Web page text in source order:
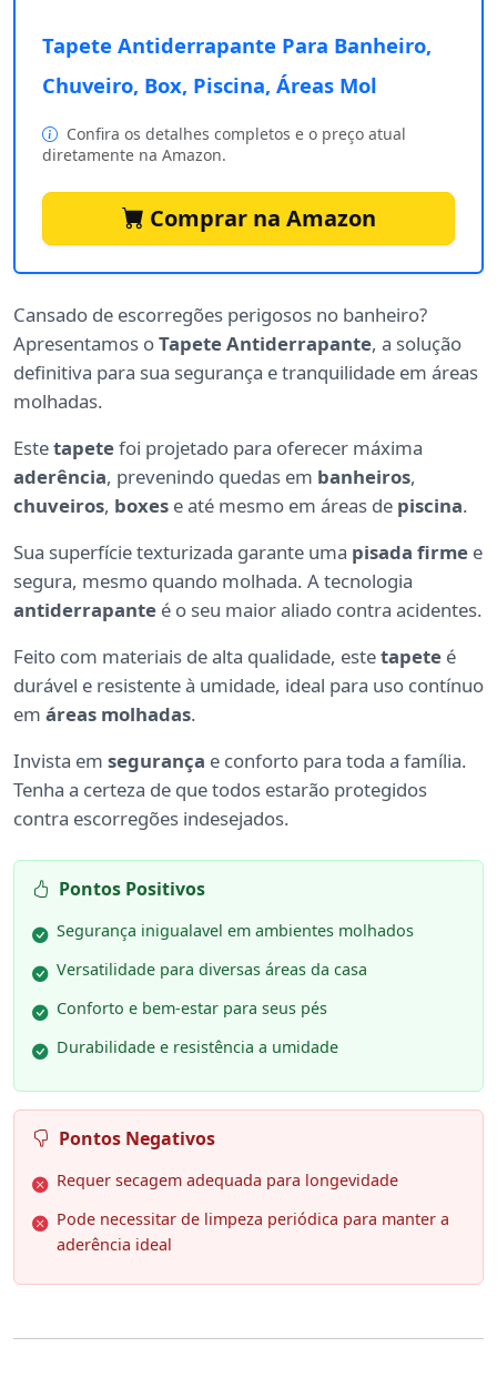
Tapete Antiderrapante Para Banheiro,
Chuveiro, Box, Piscina, Áreas Mol
Confira os detalhes completos e o preço atual
diretamente na Amazon.
Comprar na Amazon
Cansado de escorregões perigosos no banheiro?
Apresentamos oTapete Antiderrapante, a solução
definitiva para sua segurança e tranquilidade em áreas
molhadas.
Estetapetefoi projetado para oferecer máxima
aderência, prevenindo quedas em banheiros,
chuveiros, boxes e até mesmo em áreas de piscina.
Sua superfície texturizada garante uma pisada firme e
segura, mesmo quando molhada. A tecnologia
antiderrapante é o seu maior aliado contra acidentes.
Feito com materiais de alta qualidade, estetapete é
durável e resistente à umidade, ideal para uso contínuo
em áreas molhadas.
Invista em segurança e conforto para toda a família.
Tenha a certeza de que todos estarão protegidos
contra escorregões indesejados.
Pontos Positivos
Segurança inigualavel em ambientes molhados
Versatilidade para diversas áreas da casa
Conforto e bem-estar para seus pés
Durabilidade e resistência a umidade
Pontos Negativos
Requer secagem adequada para longevidade
Pode necessitar de limpeza periódica para manter a
aderência ideal